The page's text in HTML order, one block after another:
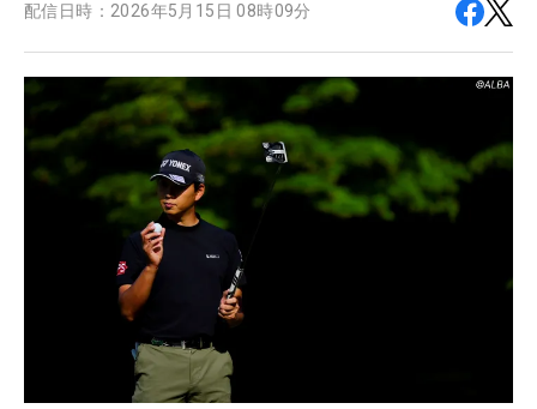
配信日時： 2026年5月15日 08時09分